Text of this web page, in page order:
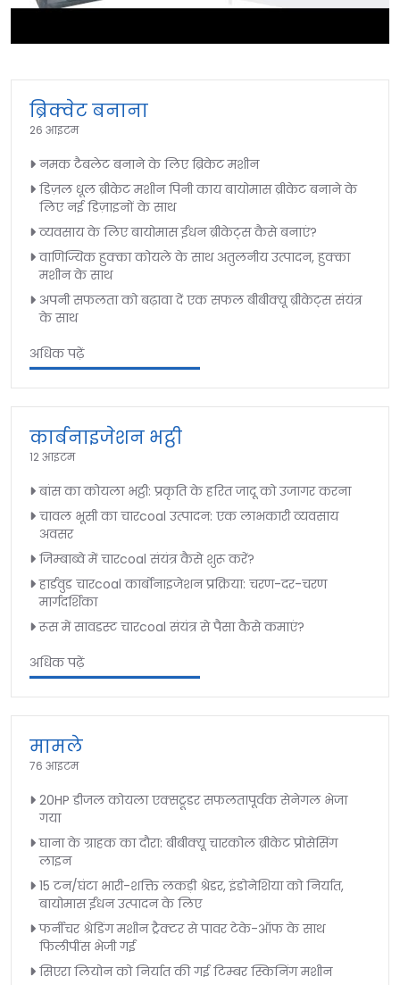
ब्रिक्वेट बनाना
26 आइटम
नमक टैबलेट बनाने के लिए ब्रिकेट मशीन
डिज़ल धूल ब्रीकेट मशीन पिनी काय बायोमास ब्रीकेट बनाने के
लिए नई डिज़ाइनों के साथ
व्यवसाय के लिए बायोमास ईंधन ब्रीकेट्स कैसे बनाएं?
वाणिज्यिक हुक्का कोयले के साथ अतुलनीय उत्पादन, हुक्का
मशीन के साथ
अपनी सफलता को बढ़ावा दें एक सफल बीबीक्यू ब्रीकेट्स संयंत्र
के साथ
अधिक पढ़ें
कार्बनाइजेशन भट्ठी
12 आइटम
बांस का कोयला भट्ठी: प्रकृति के हरित जादू को उजागर करना
चावल भूसी का चारcoal उत्पादन: एक लाभकारी व्यवसाय
अवसर
जिम्बाब्वे में चारcoal संयंत्र कैसे शुरू करें?
हार्डवुड चारcoal कार्बोनाइजेशन प्रक्रिया: चरण-दर-चरण
मार्गदर्शिका
रूस में सावडस्ट चारcoal संयंत्र से पैसा कैसे कमाएं?
अधिक पढ़ें
मामले
76 आइटम
20HP डीजल कोयला एक्सट्रूडर सफलतापूर्वक सेनेगल भेजा
गया
घाना के ग्राहक का दौरा: बीबीक्यू चारकोल ब्रीकेट प्रोसेसिंग
लाइन
15 टन/घंटा भारी-शक्ति लकड़ी श्रेडर, इंडोनेशिया को निर्यात,
बायोमास ईंधन उत्पादन के लिए
फर्नीचर श्रेडिंग मशीन ट्रैक्टर से पावर टेके-ऑफ के साथ
फिलीपींस भेजी गई
सिएरा लियोन को निर्यात की गई टिम्बर स्किनिंग मशीन